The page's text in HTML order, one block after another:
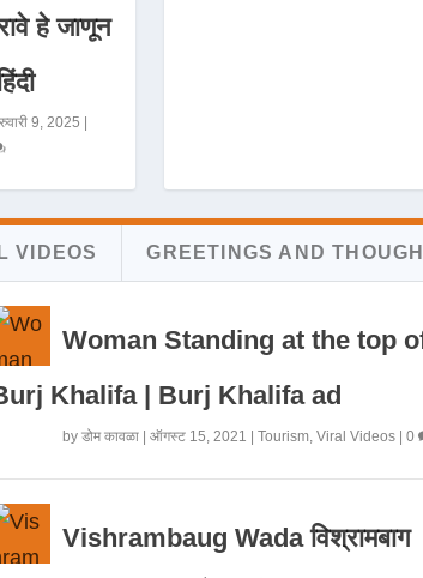
हे जाणून
9, 2025
VIDEOS GREETINGS AND
Woman Standing at the top
Khalifa | Burj Khalifa ad
by डोम कावळा| ऑगस्ट 15, 2021 Tourism, Viral Videos| 0
Vishrambaug Wada विश्रामबाग